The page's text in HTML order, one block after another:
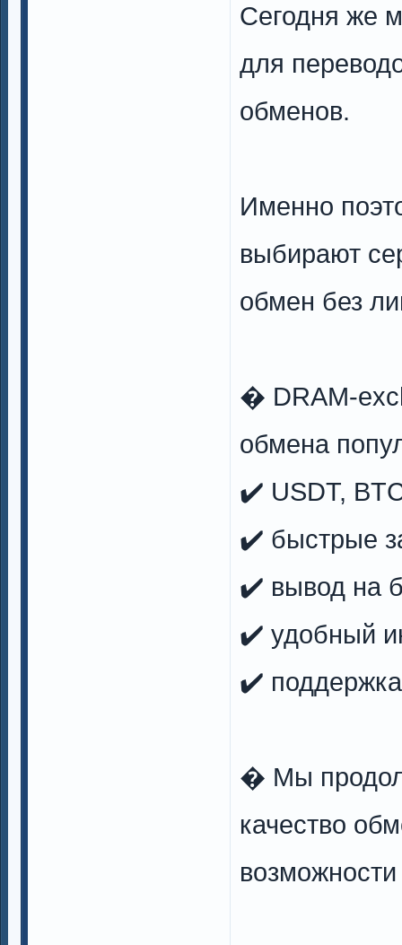
Сегодня же
для
обменов.
Именно
выбирают
обмен без
� DRAM-
обмена
✔️ USDT,
✔️ быстрые
✔️ вывод на
✔️ удобный
✔️ поддержка
� Мы
качество